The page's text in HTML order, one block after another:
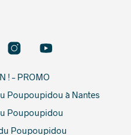
! – PROMO
Poupoupidou à Nantes
Poupoupidou
Poupoupidou